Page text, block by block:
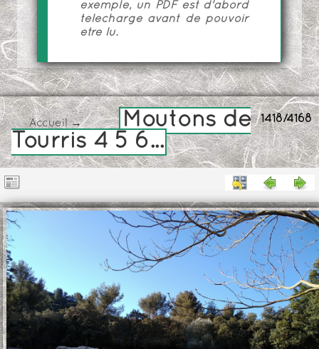
exemple, un PDF est d'abord
téléchargé avant de pouvoir
être lu.
1418/4168
Accueil→
Moutons de
Tourris 4 5 6...